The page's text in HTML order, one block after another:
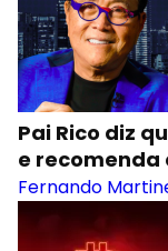
Pai Rico diz
e recomenda
Fernando